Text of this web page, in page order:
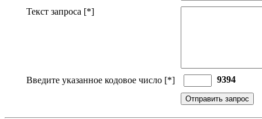
Текст запроса [*]
Введите указанное кодовое число [*] 9394